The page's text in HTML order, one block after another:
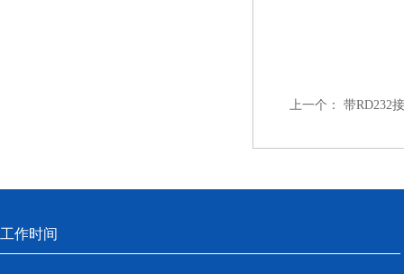
上一个： 带RD232
工作时间